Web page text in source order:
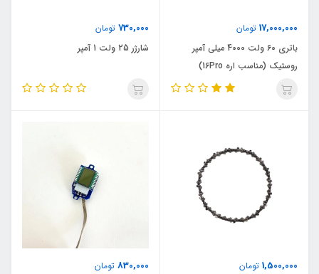
17,000,000 تومان
باتری 60 ولت 4000 میلی آمپر
روستیک (مناسب اره 16Pro)
730,000 تومان
شارژر 25 ولت 1 آمپر
1,500,000 تومان
830,000 تومان